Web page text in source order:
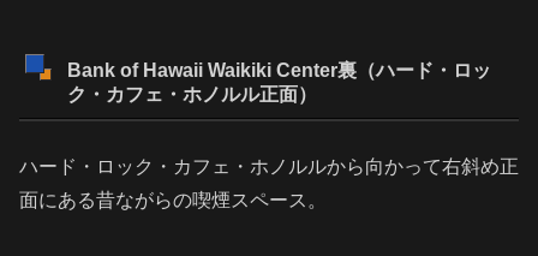
Bank of Hawaii Waikiki Center裏（ハード・ロッ
ク・カフェ・ホノルル正面）
ハード・ロック・カフェ・ホノルルから向かって右斜め正
面にある昔ながらの喫煙スペース。